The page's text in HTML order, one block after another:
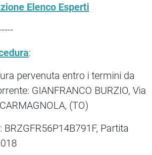
Elenco Esperti
:
pervenuta entro i termini da
GIANFRANCO BURZIO, Via
(TO)
Partita